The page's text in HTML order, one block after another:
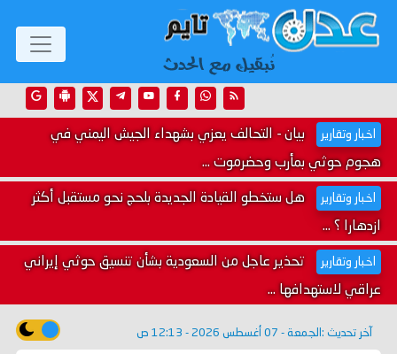
اخبار وتقارير بيان - التحالف يعزي بشهداء الجيش اليمني في
هجوم حوثي بمأرب وحضرموت ...
اخبار وتقارير هل ستخطو القيادة الجديدة بلحج نحو مستقبل أكثر
ازدهارا ؟ ...
اخبار وتقارير تحذير عاجل من السعودية بشأن تنسيق حوثي إيراني
عراقي لاستهدافها ...
آخر تحديث : الجمعة - 07 أغسطس 2026 - 12:13 ص